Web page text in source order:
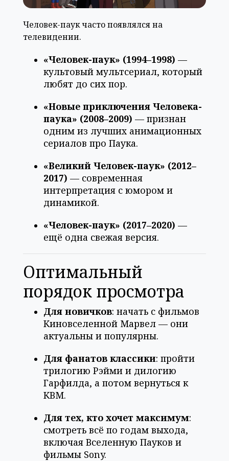
Человек-паук часто появлялся на
телевидении.
«Человек-паук» (1994–1998) —
культовый мультсериал, который
любят до сих пор.
«Новые приключения Человека-
паука» (2008–2009) — признан
одним из лучших анимационных
сериалов про Паука.
«Великий Человек-паук» (2012–
2017) — современная
интерпретация с юмором и
динамикой.
«Человек-паук» (2017–2020) —
ещё одна свежая версия.
Оптимальный
порядок просмотра
Для новичков: начать с фильмов
Киновселенной Марвел — они
актуальны и популярны.
Для фанатов классики: пройти
трилогию Рэйми и дилогию
Гарфилда, а потом вернуться к
КВМ.
Для тех, кто хочет максимум:
смотреть всё по годам выхода,
включая Вселенную Пауков и
фильмы Sony.